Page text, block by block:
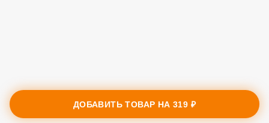
ДОБАВИТЬ ТОВАР НА319 ₽